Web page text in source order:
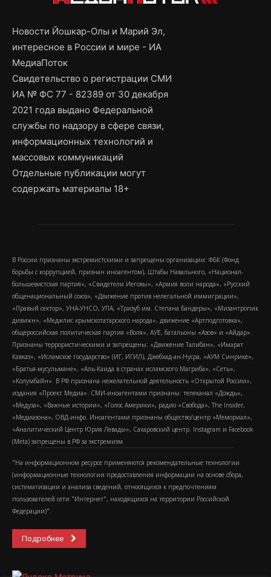
Новости Йошкар-Олы и Марий Эл,
интересное в России и мире - ИА
МедиаПоток
Свидетельство о регистрации СМИ
ИА № ФС 77 - 82389 от 30 декабря
2021 года выдано Федеральной
службы по надзору в сфере связи,
информационных технологий и
массовых коммуникаций
Отдельные публикации могут
содержать материалы 18+
В России признаны экстремистскими и запрещены организации: ФБК (Фонд
борьбы с коррупцией, признан иноагентом), Штабы Навального, «Национал-
большевистская партия», «Свидетели Иеговы», «Армия воли народа», «Русский
общенациональный союз», «Движение против нелегальной иммиграции»,
«Правый сектор», УНА-УНСО, УПА, «Тризуб им. Степана Бандеры», «Мизантропик
дивижн», «Меджлис крымскотатарского народа», движение «Артподготовка»,
общероссийская политическая партия «Воля», АУЕ, батальоны «Азов» и «Айдар».
Признаны террористическими и запрещены: «Движение Талибан», «Имарат
Кавказ», «Исламское государство» (ИГ, ИГИЛ), Джебхад-ан-Нусра, «АУМ Синрике»,
«Братья-мусульмане», «Аль-Каида в странах исламского Магриба», «Сеть»,
«Колумбайн». В РФ признана нежелательной деятельность «Открытой России»,
издания «Проект Медиа». СМИ-иноагентами признаны: телеканал «Дождь»,
«Медуза», «Важные истории», «Голос Америки», радио «Свобода», The Insider,
«Медиазона», ОВД-инфо. Иноагентами признаны общество/центр «Мемориал»,
«Аналитический Центр Юрия Левады», Сахаровский центр. Instagram и Facebook
(Metа) запрещены в РФ за экстремизм.
"На информационном ресурсе применяются рекомендательные технологии
(информационные технологии предоставления информации на основе сбора,
систематизации и анализа сведений, относящихся к предпочтениям
пользователей сети "Интернет", находящихся на территории Российской
Федерации)".
Подробнее